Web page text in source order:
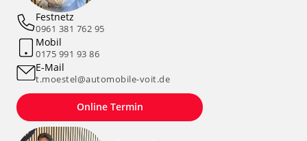
Festnetz
0961 381 762 95
Mobil
0175 991 93 86
E-Mail
t.moestel@automobile-voit.de
Online Termin